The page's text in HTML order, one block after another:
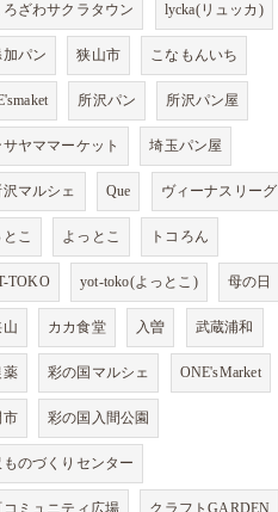
ろざわサクラタウン lycka(リュッカ)
パン 狭山市 こなもんいち
所沢パン 所沢パン屋
サヤママーケット 埼玉パン屋
マルシェ Que ヴィーナスリーグ
こ よっとこ トコろん
TOKO yot-toko(よっとこ) 母の日
山 カカ食堂 入曽 武蔵浦和
薬 彩の国マルシェ ONE'sMarket
市 彩の国入間公園
ものづくりセンター
コミュニティ広場 クラフトGARDEN